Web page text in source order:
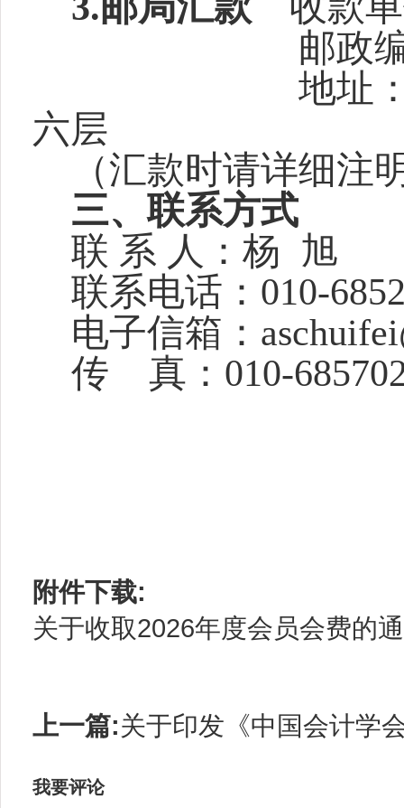
邮政编码
地址：北京市
六层
（汇款时请详细注
三、联系方式
联 系 人：杨 旭
联系电话：010-
电子信箱：
传 真：010-
附件下载:
关于收取2026年度会员会费的
上一篇:关于印发《中国会计学
我要评论